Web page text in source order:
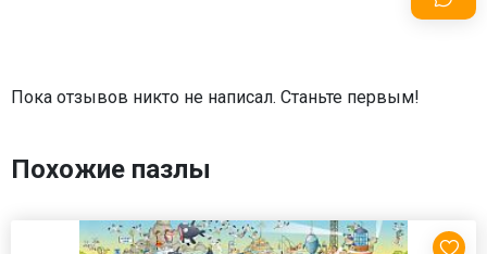
Пока отзывов никто не написал. Станьте первым!
Похожие пазлы